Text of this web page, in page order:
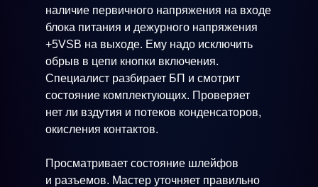
наличие первичного напряжения на входе
блока питания и дежурного напряжения
+5VSB на выходе. Ему надо исключить
обрыв в цепи кнопки включения.
Специалист разбирает БП и смотрит
состояние комплектующих. Проверяет
нет ли вздутия и потеков конденсаторов,
окисления контактов.
Просматривает состояние шлейфов
и разъемов. Мастер уточняет правильно